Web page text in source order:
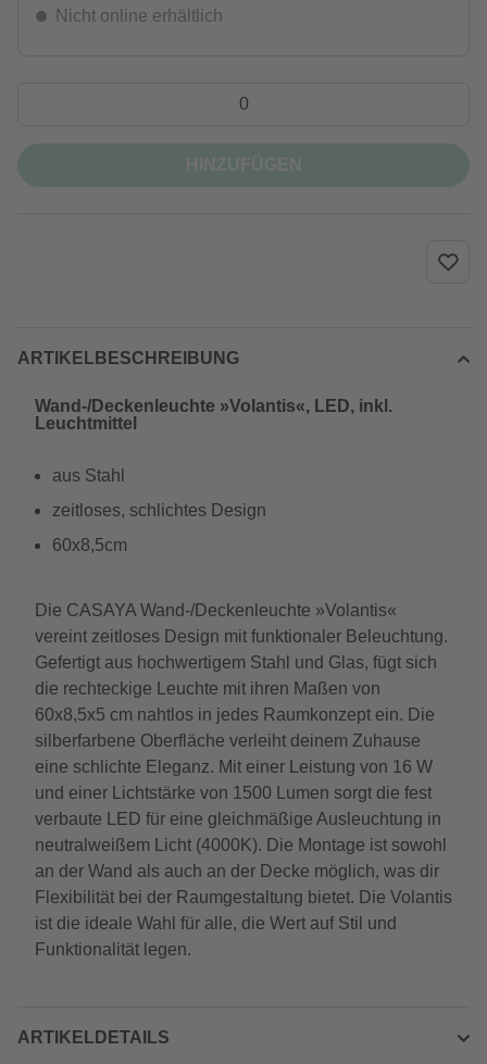
Nicht online erhältlich
ARTIKELBESCHREIBUNG
Wand-/Deckenleuchte »Volantis«, LED, inkl.
Leuchtmittel
aus Stahl
zeitloses, schlichtes Design
60x8,5cm
Die CASAYA Wand-/Deckenleuchte »Volantis«
vereint zeitloses Design mit funktionaler Beleuchtung.
Gefertigt aus hochwertigem Stahl und Glas, fügt sich
die rechteckige Leuchte mit ihren Maßen von
60x8,5x5 cm nahtlos in jedes Raumkonzept ein. Die
silberfarbene Oberfläche verleiht deinem Zuhause
eine schlichte Eleganz. Mit einer Leistung von 16 W
und einer Lichtstärke von 1500 Lumen sorgt die fest
verbaute LED für eine gleichmäßige Ausleuchtung in
neutralweißem Licht (4000K). Die Montage ist sowohl
an der Wand als auch an der Decke möglich, was dir
Flexibilität bei der Raumgestaltung bietet. Die Volantis
ist die ideale Wahl für alle, die Wert auf Stil und
Funktionalität legen.
ARTIKELDETAILS